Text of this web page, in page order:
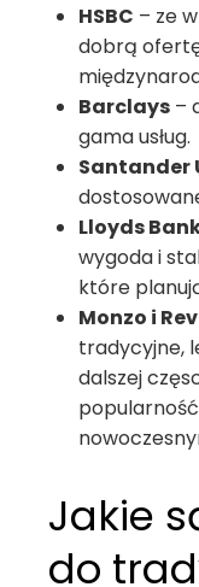
HSBC – ze
dobrą
Barclays –
gama usług.
Santander
Lloyds
wygoda i
które
Monzo i
tradycyjne,
dalszej
Jakie
do